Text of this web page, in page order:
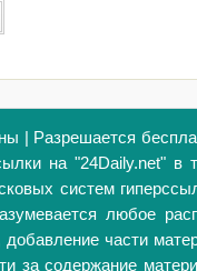
| Разрешается
на "24Daily.net" в
систем
любое
части
за содержание